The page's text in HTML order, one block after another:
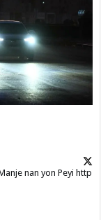
nan yon Peyi http